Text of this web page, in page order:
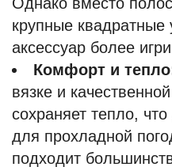
крупные квадратные
аксессуар более
Комфорт и
вязке и
сохраняет тепло,
для прохладной
подходит